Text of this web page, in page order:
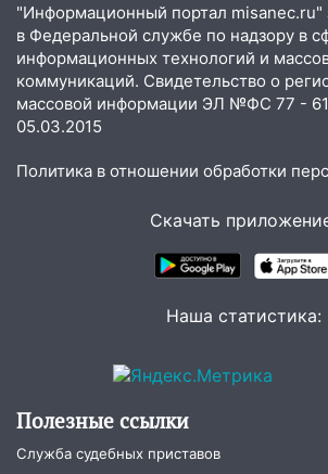
"Информационный портал misanec.ru"
в Федеральной службе по надзору в
информационных технологий и
коммуникаций. Свидетельство о
массовой информации ЭЛ №ФС 77 -
05.03.2015
Политика в отношении обработки
Скачать
Наша статистика:
Полезные ссылки
Служба судебных приставов